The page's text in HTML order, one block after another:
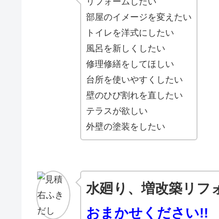
部屋のイメージを変えたい
トイレを洋式にしたい
風呂を新しくしたい
修理修繕をしてほしい
台所を使いやすくしたい
壁のひび割れを直したい
テラスが欲しい
外壁の塗装をしたい
水廻り、増改築リフ
おまかせください!!